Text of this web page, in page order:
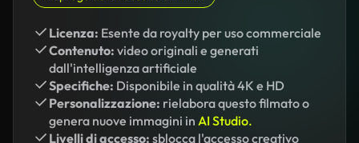
Licenza: Esente da royalty per uso commerciale
Contenuto: video originali e generati
dall'intelligenza artificiale
Specifiche: Disponibile in qualità 4K e HD
Personalizzazione: rielabora questo filmato o
genera nuove immagini in AI Studio.
Livelli di accesso: sblocca l'accesso creativo